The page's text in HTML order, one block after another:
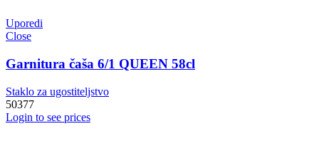
Uporedi
Close
Garnitura čaša 6/1 QUEEN 58cl
Staklo za ugostiteljstvo
50377
Login to see prices